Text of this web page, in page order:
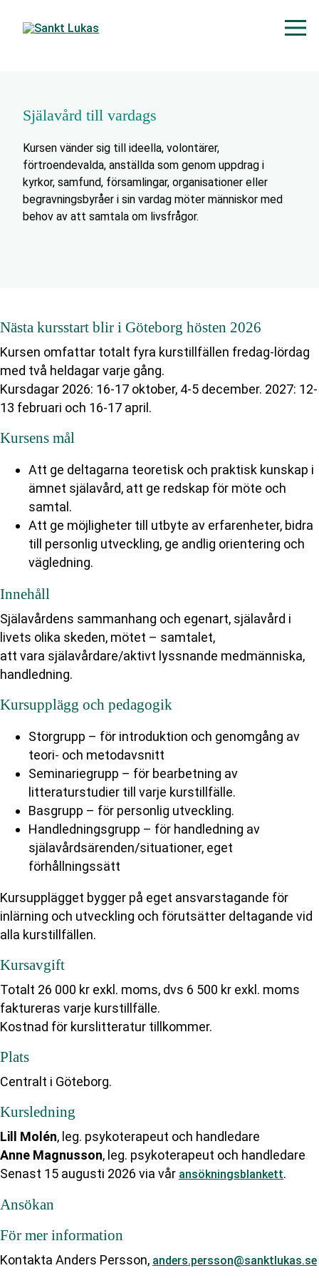
Själavård till vardags
Kursen vänder sig till ideella, volontärer,
förtroendevalda, anställda som genom uppdrag i
kyrkor, samfund, församlingar, organisationer eller
begravningsbyråer i sin vardag möter människor med
behov av att samtala om livsfrågor.
Nästa kursstart blir i Göteborg hösten 2026
Kursen omfattar totalt fyra kurstillfällen fredag-lördag
med två heldagar varje gång.
Kursdagar 2026: 16-17 oktober, 4-5 december. 2027: 12-
13 februari och 16-17 april.
Kursens mål
Att ge deltagarna teoretisk och praktisk kunskap i
ämnet själavård, att ge redskap för möte och
samtal.
Att ge möjligheter till utbyte av erfarenheter, bidra
till personlig utveckling, ge andlig orientering och
vägledning.
Innehåll
Själavårdens sammanhang och egenart, själavård i
livets olika skeden, mötet – samtalet,
att vara själavårdare/aktivt lyssnande medmänniska,
handledning.
Kursupplägg och pedagogik
Storgrupp – för introduktion och genomgång av
teori- och metodavsnitt
Seminariegrupp – för bearbetning av
litteraturstudier till varje kurstillfälle.
Basgrupp – för personlig utveckling.
Handledningsgrupp – för handledning av
själavårdsärenden/situationer, eget
förhållningssätt
Kursupplägget bygger på eget ansvarstagande för
inlärning och utveckling och förutsätter deltagande vid
alla kurstillfällen.
Kursavgift
Totalt 26 000 kr exkl. moms, dvs 6 500 kr exkl. moms
faktureras varje kurstillfälle.
Kostnad för kurslitteratur tillkommer.
Plats
Centralt i Göteborg.
Kursledning
Lill Molén, leg. psykoterapeut och handledare
Anne Magnusson, leg. psykoterapeut och handledare
Senast 15 augusti 2026 via vår ansökningsblankett.
Ansökan
För mer information
Kontakta Anders Persson, anders.persson@sanktlukas.se